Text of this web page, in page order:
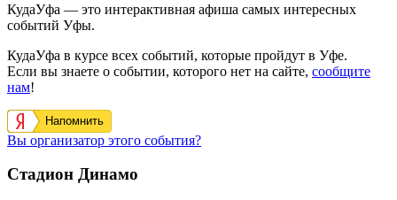
КудаУфа — это интерактивная афиша самых интересных
событий Уфы.
КудаУфа в курсе всех событий, которые пройдут в Уфе.
Если вы знаете о событии, которого нет на сайте, сообщите
нам!
Напомнить
Вы организатор этого события?
Стадион Динамо